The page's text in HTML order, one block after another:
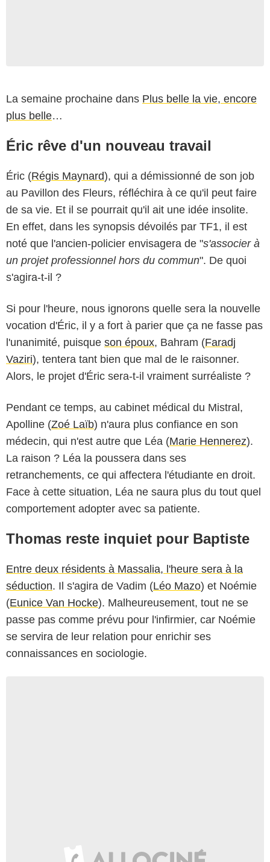
La semaine prochaine dans Plus belle la vie, encore
plus belle…
Éric rêve d'un nouveau travail
Éric (Régis Maynard), qui a démissionné de son job
au Pavillon des Fleurs, réfléchira à ce qu'il peut faire
de sa vie. Et il se pourrait qu'il ait une idée insolite.
En effet, dans les synopsis dévoilés par TF1, il est
noté que l'ancien-policier envisagera de "s'associer à
un projet professionnel hors du commun". De quoi
s'agira-t-il ?
Si pour l'heure, nous ignorons quelle sera la nouvelle
vocation d'Éric, il y a fort à parier que ça ne fasse pas
l'unanimité, puisque son époux, Bahram (Faradj
Vaziri), tentera tant bien que mal de le raisonner.
Alors, le projet d'Éric sera-t-il vraiment surréaliste ?
Pendant ce temps, au cabinet médical du Mistral,
Apolline (Zoé Laïb) n'aura plus confiance en son
médecin, qui n'est autre que Léa (Marie Hennerez).
La raison ? Léa la poussera dans ses
retranchements, ce qui affectera l'étudiante en droit.
Face à cette situation, Léa ne saura plus du tout quel
comportement adopter avec sa patiente.
Thomas reste inquiet pour Baptiste
Entre deux résidents à Massalia, l'heure sera à la
séduction. Il s'agira de Vadim (Léo Mazo) et Noémie
(Eunice Van Hocke). Malheureusement, tout ne se
passe pas comme prévu pour l'infirmier, car Noémie
se servira de leur relation pour enrichir ses
connaissances en sociologie.